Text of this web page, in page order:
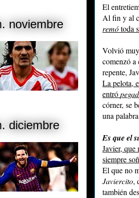
El
Al fin y al
remótoda
Volvió
comenzó a
repente,
La pelota,
entró
córner, se
una
Es que el
Javier, que
siempre
El que no
Javiercito,
también
noviembre
diciembre